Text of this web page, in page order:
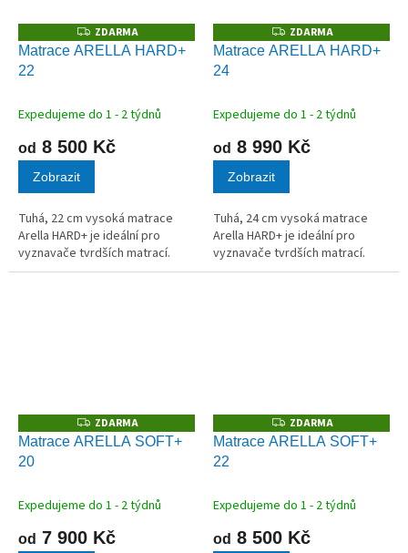
Z
D
A
ZDARMA
Matrace ARELLA HARD+
22
Expedujeme do 1 - 2 týdnů
od 8 500 Kč
Zobrazit
Tuhá, 22 cm vysoká matrace
Arella HARD+ je ideální pro
vyznavače tvrdších matrací.
Z
D
A
ZDARMA
Matrace ARELLA HARD+
24
Expedujeme do 1 - 2 týdnů
od 8 990 Kč
Zobrazit
Tuhá, 24 cm vysoká matrace
Arella HARD+ je ideální pro
vyznavače tvrdších matrací.
Z
D
A
ZDARMA
Matrace ARELLA SOFT+
20
Expedujeme do 1 - 2 týdnů
od 7 900 Kč
Z
D
A
ZDARMA
Matrace ARELLA SOFT+
22
Expedujeme do 1 - 2 týdnů
od 8 500 Kč